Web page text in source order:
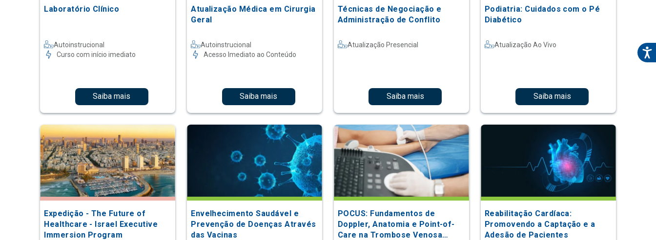
Laboratório Clínico
Autoinstrucional
Curso com início imediato
Saiba mais
Atualização Médica em Cirurgia
Geral
Autoinstrucional
Acesso Imediato ao Conteúdo
Saiba mais
Técnicas de Negociação e
Administração de Conflito
Atualização Presencial
Saiba mais
Podiatria: Cuidados com o Pé
Diabético
Atualização Ao Vivo
Saiba mais
Expedição - The Future of
Healthcare - Israel Executive
Immersion Program
Envelhecimento Saudável e
Prevenção de Doenças Através
das Vacinas
POCUS: Fundamentos de
Doppler, Anatomia e Point-of-
Care na Trombose Venosa
Reabilitação Cardíaca:
Promovendo a Captação e a
Adesão de Pacientes